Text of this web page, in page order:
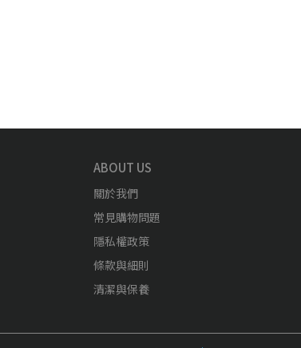
ABOUT US
關於我們
常見購物問題
隱私權政策
條款與細則
清潔與保養